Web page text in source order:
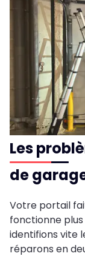
Les
de
Votre portail
fonctionne
identifions vite
réparons en